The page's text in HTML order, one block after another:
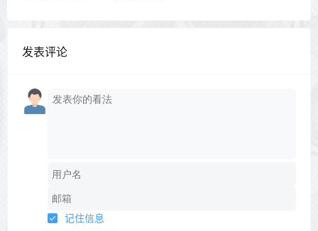
发表评论
记住信息